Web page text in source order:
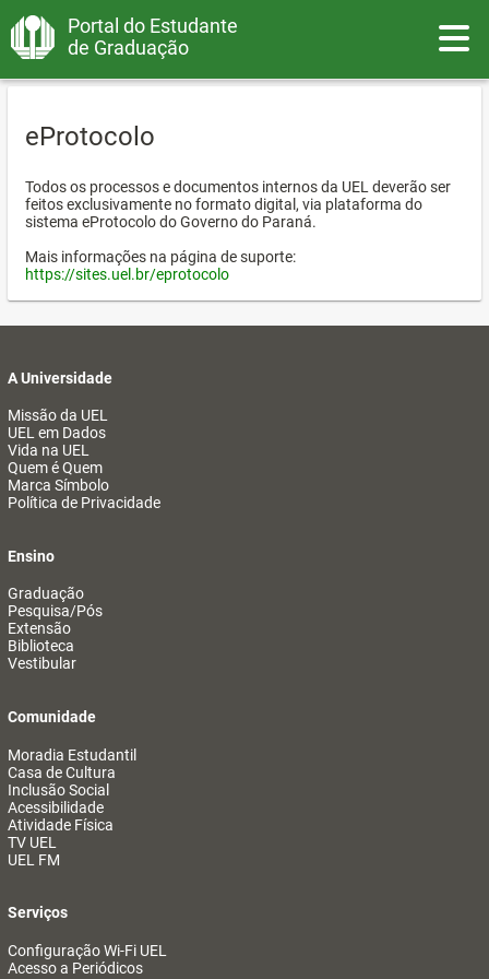
Portal do Estudante
de Graduação
eProtocolo
Todos os processos e documentos internos da UEL deverão ser
feitos exclusivamente no formato digital, via plataforma do
sistema eProtocolo do Governo do Paraná.
Mais informações na página de suporte:
https://sites.uel.br/eprotocolo
A Universidade
Missão da UEL
UEL em Dados
Vida na UEL
Quem é Quem
Marca Símbolo
Política de Privacidade
Ensino
Graduação
Pesquisa/Pós
Extensão
Biblioteca
Vestibular
Comunidade
Moradia Estudantil
Casa de Cultura
Inclusão Social
Acessibilidade
Atividade Física
TV UEL
UEL FM
Serviços
Configuração Wi-Fi UEL
Acesso a Periódicos